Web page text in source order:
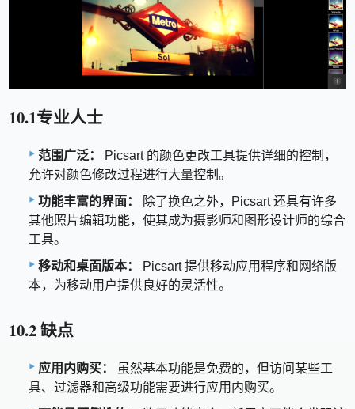
10.1专业人士
范围广泛：
Picsart 的颜色更改工具提供详细的控制，
允许对颜色修改过程进行大量控制。
功能丰富的界面：
除了换色之外，Picsart 还具有许多
其他照片编辑功能，使其成为摄影师和图形设计师的综合
工具。
移动和桌面版本：
Picsart 提供移动应用程序和网络版
本，为移动用户提供良好的灵活性。
10.2 缺点
应用内购买：
虽然基本功能是免费的，但访问某些工
具、过滤器和高级功能需要进行应用内购买。